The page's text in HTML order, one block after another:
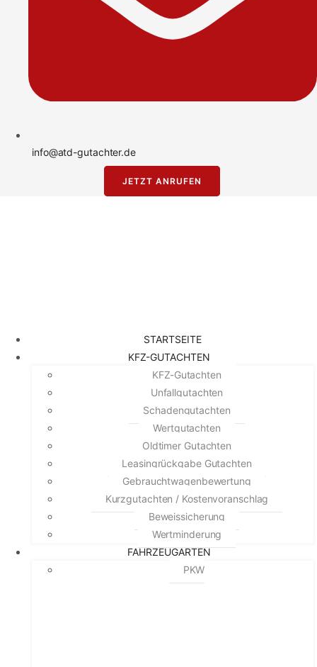
info@atd-gutachter.de
JETZT ANRUFEN
STARTSEITE
KFZ-GUTACHTEN
KFZ-Gutachten
Unfallgutachten
Schadengutachten
Wertgutachten
Oldtimer Gutachten
Leasingrückgabe Gutachten
Gebrauchtwagenbewertung
Kurzgutachten / Kostenvoranschlag
Beweissicherung
Wertminderung
FAHRZEUGARTEN
PKW